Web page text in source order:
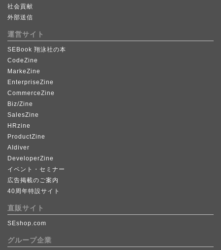
社会貢献
外部送信
運営サイト
SEBook 翔泳社の本
CodeZine
MarkeZine
EnterpriseZine
CommerceZine
Biz/Zine
SalesZine
HRzine
ProductZine
AIdiver
DeveloperZine
イベント・セミナー
広告掲載のご案内
40周年特設サイト
直販サイト
SEshop.com
グループ企業